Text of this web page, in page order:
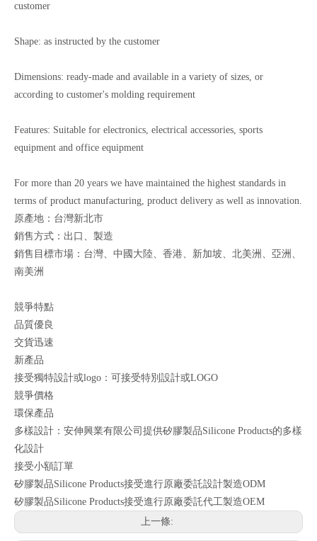
customer
Shape: as instructed by the customer
Dimensions: ready-made and available in a variety of sizes, or
according to customer's molding requirement
Features: Suitable for electronics, electrical accessories, sports
equipment and office equipment
For more than 20 years we have maintained the highest standards in
terms of product manufacturing, product delivery as well as innovation.
原產地：台灣新北市
銷售方式：出口、製造
銷售目標市場：台灣、中國大陸、香港、新加坡、北美洲、亞洲、
南美洲
競爭特點
品質優良
交貨迅速
新產品
接受獨特設計或logo：可接受特別設計或LOGO
競爭價格
環保產品
多樣設計：安伸興業有限公司提供矽膠製品Silicone Products的多樣
化設計
接受小額訂單
矽膠製品Silicone Products接受進行原廠委託設計製造ODM
矽膠製品Silicone Products接受進行原廠委託代工製造OEM
上一條: